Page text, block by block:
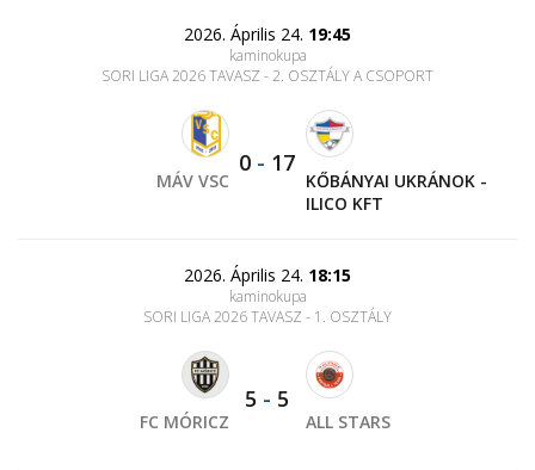
2026. Április 24. 19:45
kaminokupa
SORI LIGA 2026 TAVASZ - 2. OSZTÁLY A CSOPORT
MÁV VSC
0 - 17
KŐBÁNYAI UKRÁNOK -
ILICO KFT
2026. Április 24. 18:15
kaminokupa
SORI LIGA 2026 TAVASZ - 1. OSZTÁLY
FC MÓRICZ
5 - 5
ALL STARS